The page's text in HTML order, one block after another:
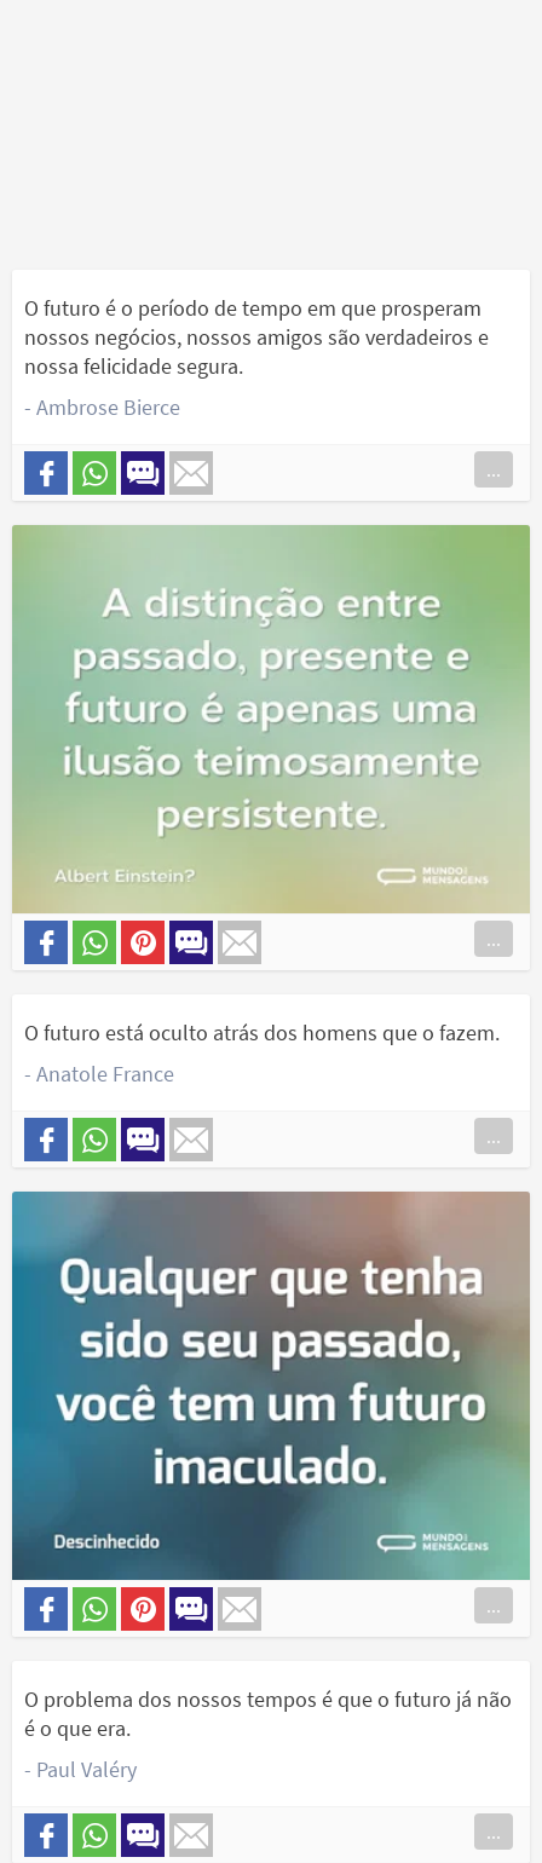
O futuro é o período de tempo em que prosperam
nossos negócios, nossos amigos são verdadeiros e
nossa felicidade segura.
- Ambrose Bierce
...
...
O futuro está oculto atrás dos homens que o fazem.
- Anatole France
...
...
O problema dos nossos tempos é que o futuro já não
é o que era.
- Paul Valéry
...